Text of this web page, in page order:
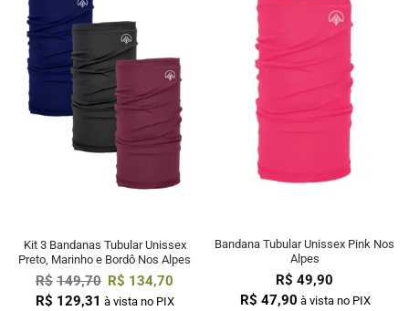
Kit 3 Bandanas Tubular Unissex
Preto, Marinho e Bordô Nos Alpes
R$ 149,70 R$ 134,70
R$ 129,31 à vista no PIX
Bandana Tubular Unissex Pink Nos
Alpes
R$ 49,90
R$ 47,90 à vista no PIX